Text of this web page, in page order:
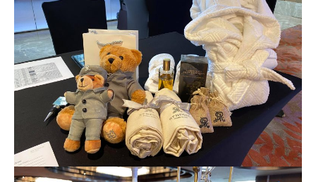
簽
賬
迎
新
簽賬再有額外32萬積分
本地簽賬2X積分，簽賬
HK$60,000再有額外
12萬積分 申請連結：MrMil
es.hk/ae-charge-apply/
賞
金
#
申請完填Form MrMiles.hk/ap-form賺多88里賞
金#❗️（由里先生派出🎯38新會員+成功批卡50額
外里賞金）